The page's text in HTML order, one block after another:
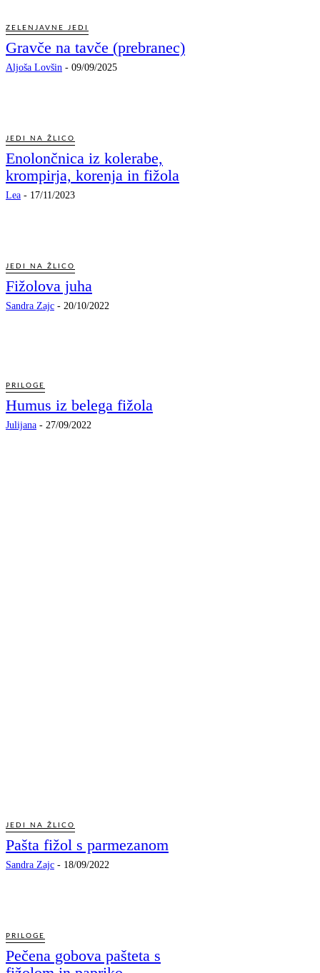
ZELENJAVNE JEDI
Gravče na tavče (prebranec)
Aljoša Lovšin - 09/09/2025
JEDI NA ŽLICO
Enolončnica iz kolerabe,
krompirja, korenja in fižola
Lea - 17/11/2023
JEDI NA ŽLICO
Fižolova juha
Sandra Zajc - 20/10/2022
PRILOGE
Humus iz belega fižola
Julijana - 27/09/2022
JEDI NA ŽLICO
Pašta fižol s parmezanom
Sandra Zajc - 18/09/2022
PRILOGE
Pečena gobova pašteta s